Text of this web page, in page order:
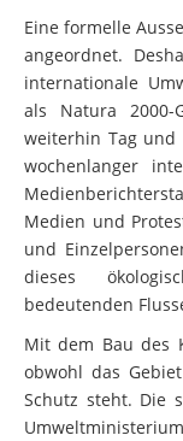
Eine formelle
angeordnet.
internationale
als Natura 2000-
weiterhin Tag und
wochenlanger
Medien und
und
dieses
bedeutenden
Mit dem Bau des
obwohl das
Schutz steht. Die